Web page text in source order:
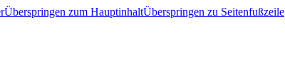
Überspringen zum HauptinhaltÜberspringen zu Seitenfußzeile